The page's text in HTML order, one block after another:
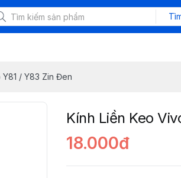
/ Y83 Zin Đen
Kính Liền Keo
18.000đ